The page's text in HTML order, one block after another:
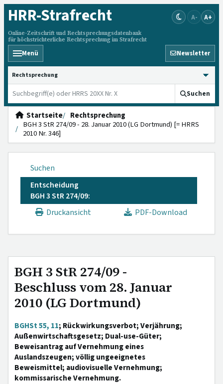
HRR-Strafrecht
Online-Zeitschrift und Rechtsprechungsdatenbank
für höchstrichterliche Rechtsprechung im Strafrecht
A- A+
Menü Newsletter
HRRS durchsuchen
Suchen
Startseite
Rechtsprechung
BGH 3 StR 274/09 - 28. Januar 2010 (LG Dortmund) [= HRRS
2010 Nr. 346]
Suchen
Entscheidung
BGH 3 StR 274/09:
Druckansicht
PDF-Download
BGH 3 StR 274/09 -
Beschluss vom 28. Januar
2010 (LG Dortmund)
BGHSt 55, 11; Rückwirkungsverbot; Verjährung;
Außenwirtschaftsgesetz; Dual-use-Güter;
Beweisantrag auf Vernehmung eines
Auslandszeugen; völlig ungeeignetes
Beweismittel; audiovisuelle Vernehmung;
kommissarische Vernehmung.